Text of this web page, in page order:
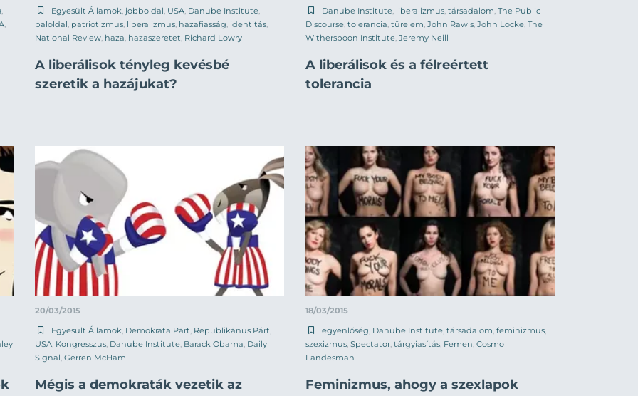
Egyesült Államok jobboldal USA Danube Institute
baloldal patriotizmus liberalizmus hazafiasság identitás
National Review haza hazaszeretet Richard Lowry
A liberálisok tényleg kevésbé
szeretik a hazájukat?
Danube Institute liberalizmus társadalom The Public
Discourse tolerancia türelem John Rawls John Locke The
Witherspoon Institute Jeremy Neill
A liberálisok és a félreértett
tolerancia
20/03/2015
Egyesült Államok, Demokrata Párt, Republikánus Párt,
USA, Kongresszus, Danube Institute, Barack Obama, Daily
Signal, Gerren McHam
Mégis a demokraták vezetik az
18/03/2015
egyenlőség, Danube Institute, társadalom, feminizmus,
szexizmus, Spectator, tárgyiasítás, Femen, Cosmo
Landesman
Feminizmus, ahogy a szexlapok